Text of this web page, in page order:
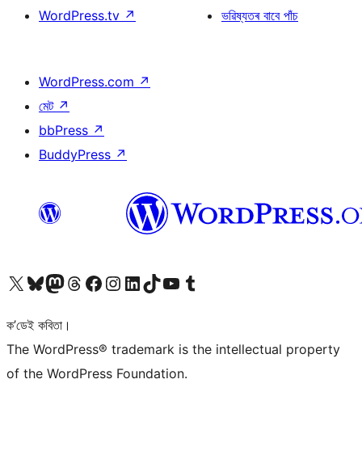
WordPress.tv ↗
ভৱিষ্যতৰ বাবে পাঁচ
WordPress.com ↗
মেট ↗
bbPress ↗
BuddyPress ↗
আমাৰ X (আগৰ Twitter) একাউণ্টলৈ যাওকআমাৰ Bluesky একাউণ্টলৈ যাওকআমাৰ Mastodon একাউণ্টলৈ যাওকআমাৰ Threads একাউণ্টলৈ যাওকআমাৰ Facebook পৃষ্ঠালৈ যাওকআমাৰ Instagram একাউণ্টলৈ যাওকআমাৰ LinkedIn একাউণ্টলৈ যাওকআমাৰ TikTok একাউণ্টলৈ যাওকআমাৰ YouTube চেনেললৈ যাওকআমাৰ Tumblr একাউণ্টলৈ যাওক
ক’ডেই কবিতা।
The WordPress® trademark is the intellectual property
of the WordPress Foundation.